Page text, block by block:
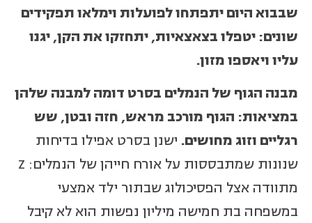
שבבוא היום יתפתחו לפועלות וימלאו תפקידים
שונים: יטפלו בצאצאיות, יתחזקו את הקן, יגנו
עליו ויאספו מזון.
מבנה הגוף של הנמלים בסרט דומה למבנה שלהן
במציאות: הגוף מורכב מראש, חזה ובטן, שש
רגליים וזוג מחושים. ישנן בסרט אפילו בדיחות
שנונות שמתבססות על אורח חייהן של הנמלים: Z
מתוודה אצל הפסיכולוג שבתור ילד אמצעי
במשפחה בת חמישה מיליון נפשות הוא לא קיבל